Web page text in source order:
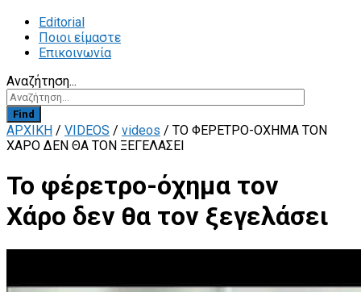
Editorial
Ποιοι είμαστε
Επικοινωνία
Αναζήτηση...
Find
ΑΡΧΙΚΗ / VIDEOS / videos / TO ΦΈΡΕΤΡΟ-ΌΧΗΜΑ ΤΟΝ
ΧΆΡΟ ΔΕΝ ΘΑ ΤΟΝ ΞΕΓΕΛΆΣΕΙ
To φέρετρο-όχημα τον
Χάρο δεν θα τον ξεγελάσει